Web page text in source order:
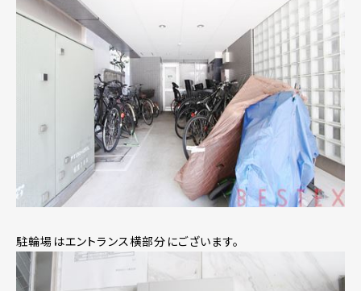
駐輪場はエントランス横部分にございます。